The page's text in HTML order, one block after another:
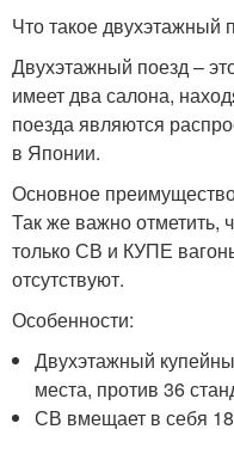
Что такое
Двухэтажный поезд –
имеет два салона,
поезда являются
в Японии.
Основное преимущество
Так же важно отметить,
только СВ и КУПЕ
отсутствуют.
Особенности:
Двухэтажный
места, против 36
СВ вмещает в себя